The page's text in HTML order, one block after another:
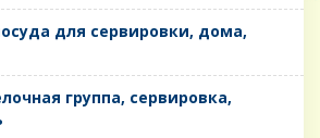
посуда для сервировки, дома,
группа, сервировка,